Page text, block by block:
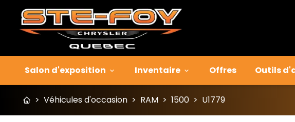
Salon d'exposition Inventaire Offres Outils
> Véhicules d'occasion > RAM > 1500 > U1779